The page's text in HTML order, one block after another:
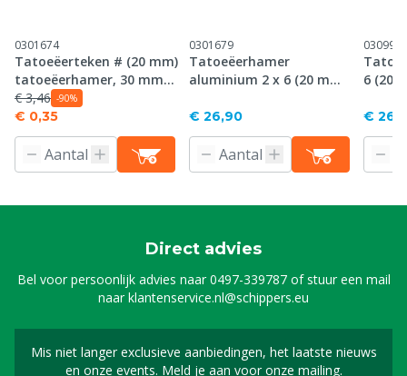
0301674
Tatoeëerteken # (20 mm)
tatoeëerhamer, 30 mm
plaat
€ 3,46 -90%
€ 0,35
0301679
Tatoeëerhamer
aluminium 2 x 6 (20 mm),
€ 26,90
0309957
6 (20
€
Direct advies
Bel voor persoonlijk advies naar0497-339787of stuur een mail
naarklantenservice.nl@schippers.eu
Mis niet langer exclusieve aanbiedingen, het laatste nieuws
en onze events. Meld je aan voor onze mailing.
Schrijf je in voor onze